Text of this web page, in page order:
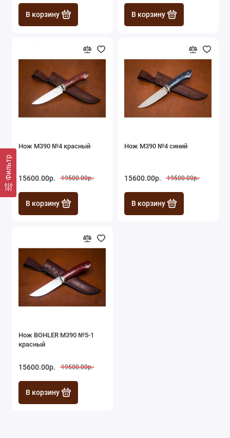
Фильтр
В корзину В корзину
Нож M390 №4 красный
15600.00р. 19500.00р.
В корзину
Нож M390 №4 синий
15600.00р. 19500.00р.
В корзину
Нож BOHLER M390 №5-1
красный
15600.00р. 19500.00р.
В корзину